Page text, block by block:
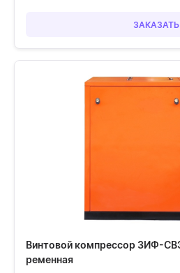
ЗАКАЗАТЬ
Винтовой компрессор ЗИФ-
ременная